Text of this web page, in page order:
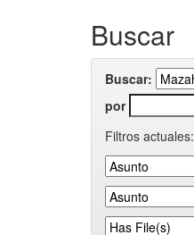
Buscar
Buscar:
por
Filtros actuales: